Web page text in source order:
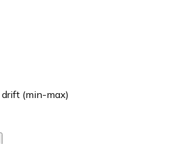
(min-max)